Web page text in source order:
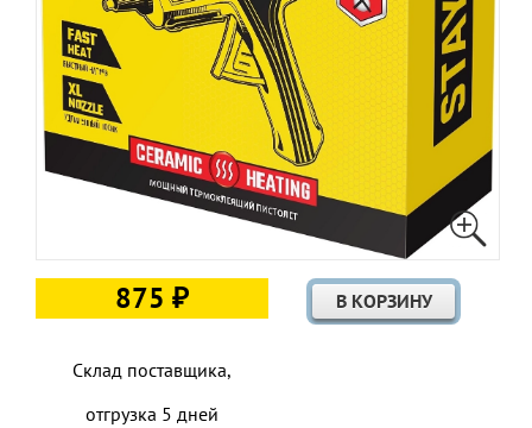
875 ₽
Склад поставщика,
отгрузка 5 дней